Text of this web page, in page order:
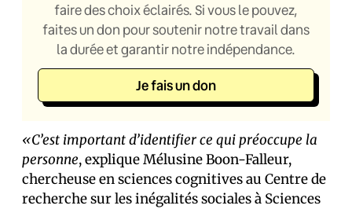
faire des choix éclairés. Si vous le pouvez,
faites un don pour soutenir notre travail dans
la durée et garantir notre indépendance.
Je fais un don
«C’est important d’identifier ce qui préoccupe la
personne, explique Mélusine Boon-Falleur,
chercheuse en sciences cognitives au Centre de
recherche sur les inégalités sociales à Sciences